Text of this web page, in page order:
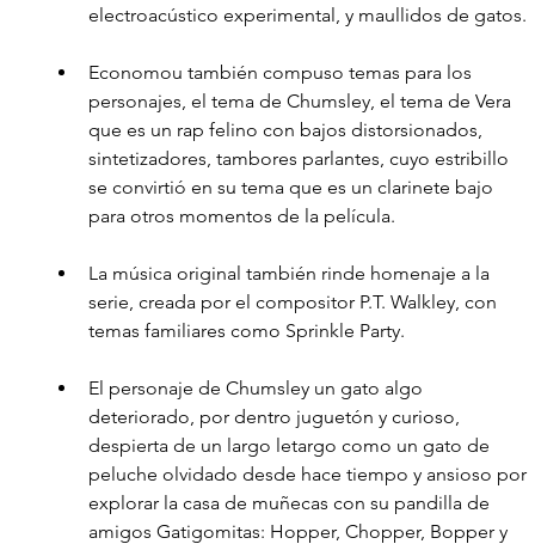
electroacústico experimental, y maullidos de gatos.
Economou también compuso temas para los
personajes, el tema de Chumsley, el tema de Vera
que es un rap felino con bajos distorsionados,
sintetizadores, tambores parlantes, cuyo estribillo
se convirtió en su tema que es un clarinete bajo
para otros momentos de la película.
La música original también rinde homenaje a la
serie, creada por el compositor P.T. Walkley, con
temas familiares como Sprinkle Party.
El personaje de Chumsley un gato algo
deteriorado, por dentro juguetón y curioso,
despierta de un largo letargo como un gato de
peluche olvidado desde hace tiempo y ansioso por
explorar la casa de muñecas con su pandilla de
amigos Gatigomitas: Hopper, Chopper, Bopper y